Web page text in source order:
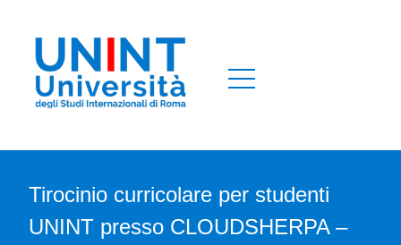
Tirocinio curricolare per studenti
UNINT presso CLOUDSHERPA –